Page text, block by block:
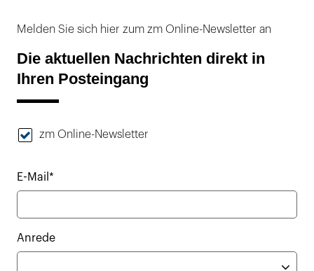
Melden Sie sich hier zum zm Online-Newsletter an
Die aktuellen Nachrichten direkt in
Ihren Posteingang
zm Online-Newsletter
E-Mail*
Anrede